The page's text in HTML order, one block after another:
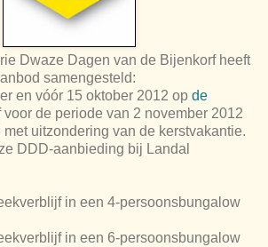
Dwaze Dagen van de Bijenkorf heeft
samengesteld:
en vóór 15 oktober 2012 op de
de periode van 2 november 2012
uitzondering van de kerstvakantie.
DDD-aanbieding bij Landal
in een 4-persoonsbungalow
in een 6-persoonsbungalow